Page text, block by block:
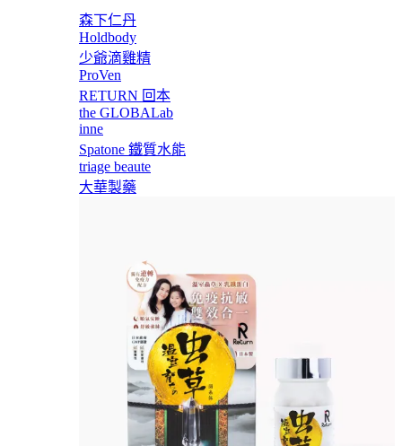
森下仁丹
Holdbody
少爺滴雞精
ProVen
RETURN 回本
the GLOBALab
inne
Spatone 鐵質水能
triage beaute
大華製藥